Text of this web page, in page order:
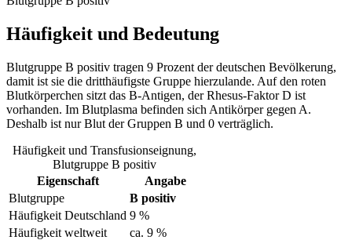
Häufigkeit und Bedeutung
Blutgruppe B positiv tragen 9 Prozent der deutschen Bevölkerung,
damit ist sie die dritthäufigste Gruppe hierzulande. Auf den roten
Blutkörperchen sitzt das B-Antigen, der Rhesus-Faktor D ist
vorhanden. Im Blutplasma befinden sich Antikörper gegen A.
Deshalb ist nur Blut der Gruppen B und 0 verträglich.
Eigenschaft
Angabe
Blutgruppe
B positiv
Häufigkeit Deutschland 9 %
Häufigkeit weltweit
ca. 9 %
Häufigkeit und Transfusionseignung,
Blutgruppe B positiv